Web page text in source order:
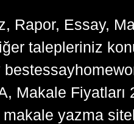
Rapor, Essay,
talepleriniz
Makale
makale yazma